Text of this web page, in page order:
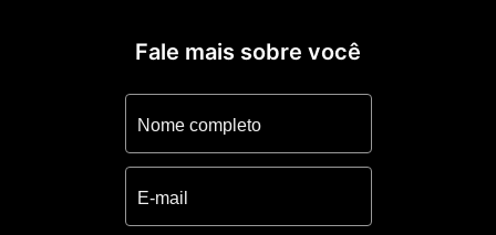
Fale mais sobre você